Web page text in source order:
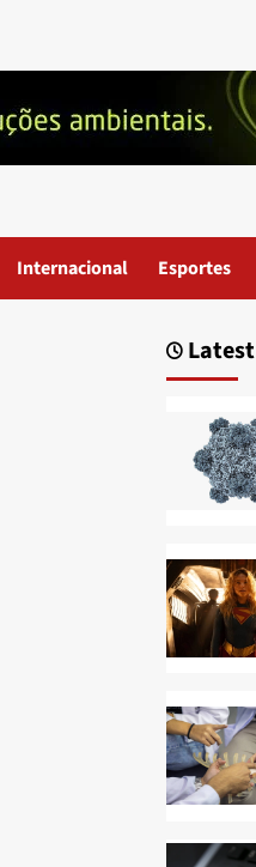
Internacional Esportes
Latest